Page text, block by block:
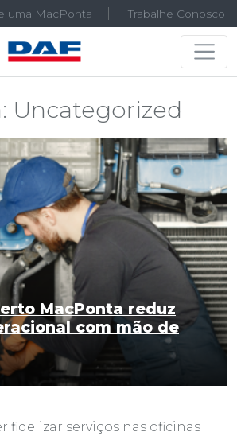
uma MacPonta Trabalhe Conosco
principal
Uncategorized
MacPonta reduz
com mão de
fidelizar serviços nas oficinas